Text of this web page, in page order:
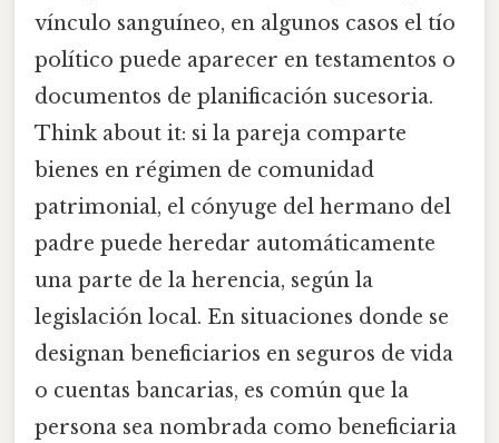
vínculo sanguíneo, en algunos casos el tío
político puede aparecer en testamentos o
documentos de planificación sucesoria.
Think about it: si la pareja comparte
bienes en régimen de comunidad
patrimonial, el cónyuge del hermano del
padre puede heredar automáticamente
una parte de la herencia, según la
legislación local. En situaciones donde se
designan beneficiarios en seguros de vida
o cuentas bancarias, es común que la
persona sea nombrada como beneficiaria